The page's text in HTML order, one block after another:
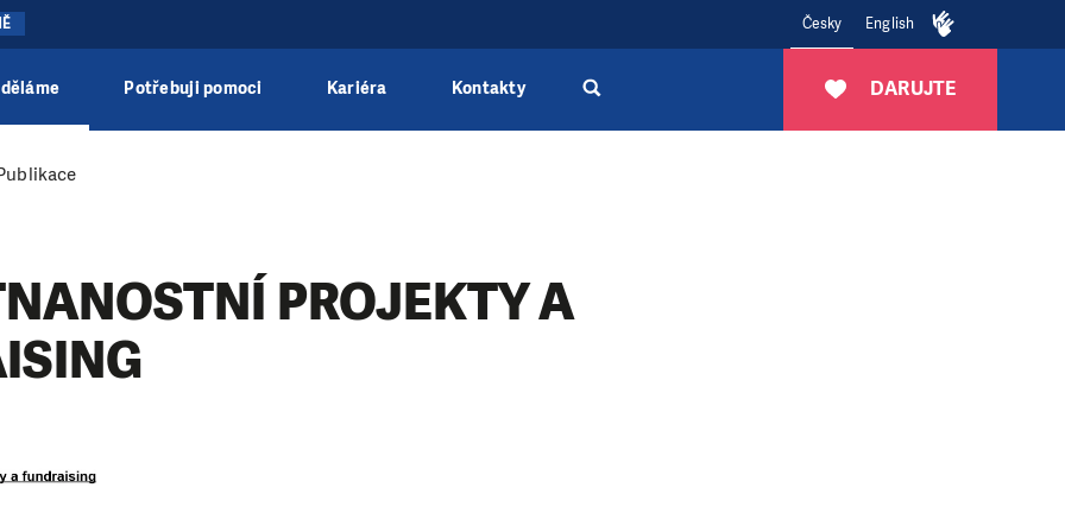
Česky English
DARUJTE
Potřebuji pomoci Kariéra Kontakty
PROJEKTY A